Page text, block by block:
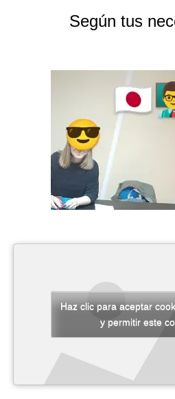
Según tus
Haz clic para aceptar
y permitir este